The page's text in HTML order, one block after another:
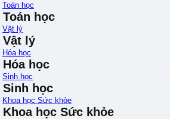
Toán học
Toán học
Vật lý
Vật lý
Hóa học
Hóa học
Sinh học
Sinh học
Khoa học Sức khỏe
Khoa học Sức khỏe